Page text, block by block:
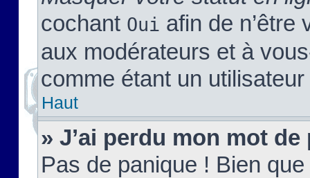
cochant Oui afin de n’être
aux modérateurs et à
comme étant un
Haut
» J’ai perdu mon mot de
Pas de panique ! Bien